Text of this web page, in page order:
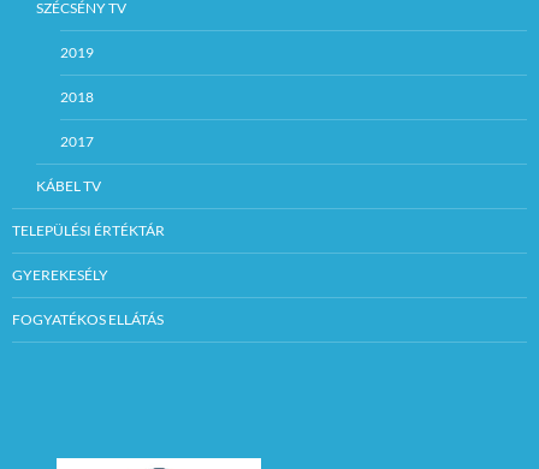
SZÉCSÉNY TV
2019
2018
2017
KÁBEL TV
TELEPÜLÉSI ÉRTÉKTÁR
GYEREKESÉLY
FOGYATÉKOS ELLÁTÁS